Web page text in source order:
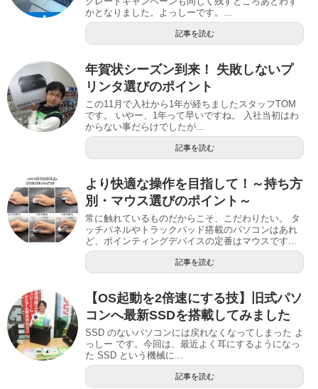
かとなりました。よっしーです。...
記事を読む
年賀状シーズン到来！ 失敗しないプ
リンタ選びのポイント
この11月で入社から1年が経ちましたスタッフTOM
です。 いやー、1年って早いですね。 入社当初はわ
からない事だらけでしたが...
記事を読む
より快適な操作を目指して！～持ち方
別・マウス選びのポイント～
常に触れているものだからこそ、こだわりたい。 タ
ッチパネルやトラックパッド搭載のパソコンはあれ
ど、ポインティングデバイスの定番はマウスです...
記事を読む
【OS起動を2倍速にする技】旧式パソ
コンへ最新SSDを搭載してみました
SSD のないパソコンには戻れなくなってしまった よ
っしー です。今回は、最近よく耳にするようになっ
た SSD という機械に...
記事を読む